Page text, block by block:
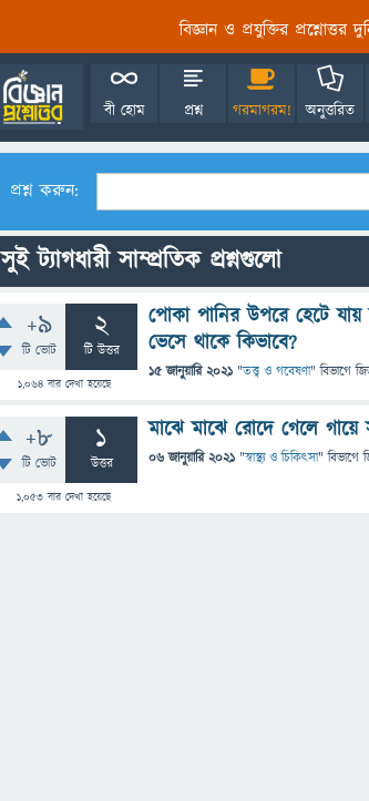
বিজ্ঞান ও প্রযুক্তির প্রশ্নোত্তর
বী হোম প্রশ্ন গরমাগরম! অনুত্তরিত
প্রশ্ন করুন:
সুই ট্যাগধারী সাম্প্রতিক প্রশ্নগুলো
+9
টি ভোট
2
টি উত্তর
1,064বার দেখা হয়েছে
পোকা পানির উপরে হেটে
ভেসে থাকে কিভাবে?
15 জানুয়ারি 2021 "তত্ত্ব ও গবেষণা" বিভাগে
+8
টি ভোট
1
উত্তর
1,053 বার দেখা হয়েছে
মাঝে মাঝে রোদে গেলে
06 জানুয়ারি 2021 "স্বাস্থ্য ও চিকিৎসা" বিভাগে